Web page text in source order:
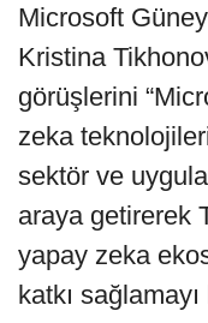
Microsoft
Kristina
görüşlerini
zeka
sektör ve
araya getirerek
yapay zeka
katkı